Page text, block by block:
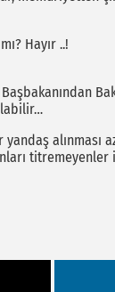
Hayır ..!
alınması
titremeyenler